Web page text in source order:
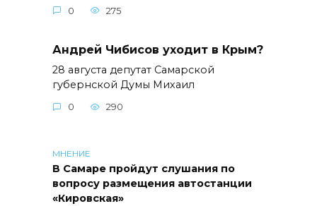
0 275
Андрей Чибисов уходит в Крым?
28 августа депутат Самарской
губернской Думы Михаил
0 290
МНЕНИЕ
В Самаре пройдут слушания по
вопросу размещения автостанции
«Кировская»